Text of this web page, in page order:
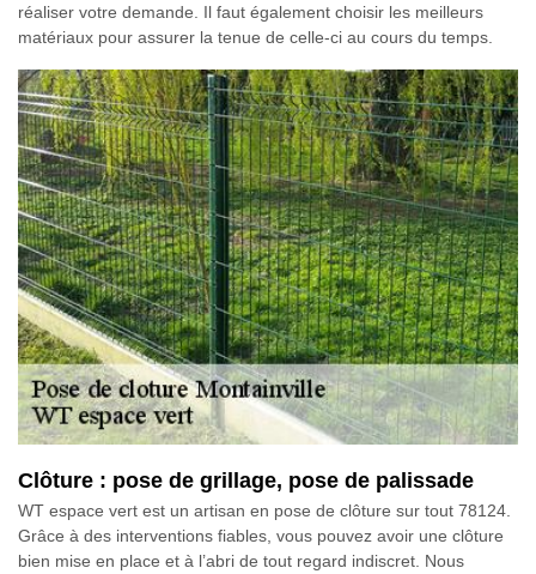
réaliser votre demande. Il faut également choisir les meilleurs
matériaux pour assurer la tenue de celle-ci au cours du temps.
Clôture : pose de grillage, pose de palissade
WT espace vert est un artisan en pose de clôture sur tout 78124.
Grâce à des interventions fiables, vous pouvez avoir une clôture
bien mise en place et à l’abri de tout regard indiscret. Nous